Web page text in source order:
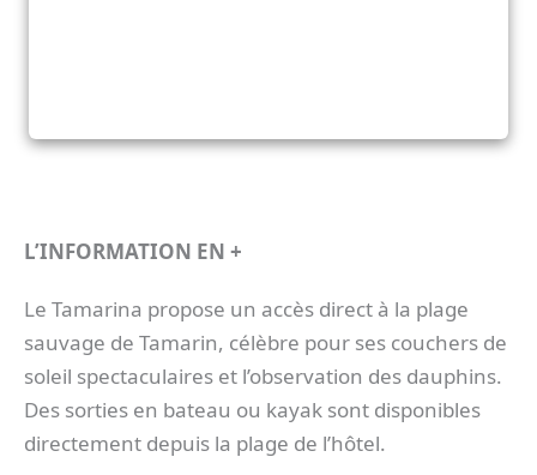
L’INFORMATION EN +
Le Tamarina propose un accès direct à la plage
sauvage de Tamarin, célèbre pour ses couchers de
soleil spectaculaires et l’observation des dauphins.
Des sorties en bateau ou kayak sont disponibles
directement depuis la plage de l’hôtel.